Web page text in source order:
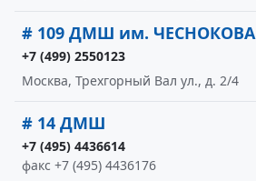
# 109 ДМШ им. ЧЕСНОКОВА
+7 (499) 2550123
Москва, Трехгорный Вал ул., д. 2/4
# 14 ДМШ
+7 (495) 4436614
факс +7 (495) 4436176